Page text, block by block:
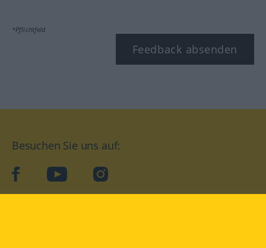
*Pflichtfeld
Feedback absenden
Besuchen Sie uns auf:
facebookYouTube Instagram